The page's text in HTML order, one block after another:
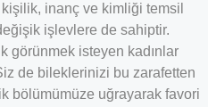
kişilik, inanç ve kimliği temsil
işlevlere de sahiptir.
görünmek isteyen kadınlar
de bileklerinizi bu zarafetten
bölümümüze uğrayarak favori